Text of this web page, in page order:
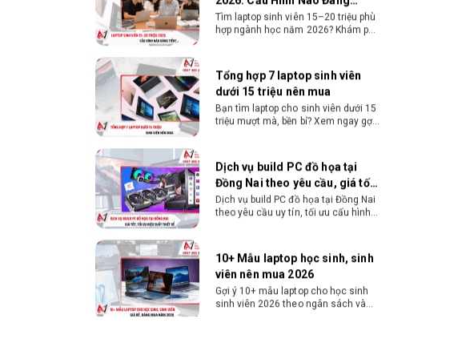
Tiền?
Tìm laptop sinh viên 15–20 triệu phù
hợp ngành học năm 2026? Khám phá
cách chọn cấu hình, RAM, SSD, màn
Tổng hợp 7 laptop sinh viên
dưới 15 triệu nên mua
Bạn tìm laptop cho sinh viên dưới 15
triệu mượt mà, bền bỉ? Xem ngay gợi
ý các thương hiệu laptop bền, cấu
Dịch vụ build PC đồ họa tại
Đồng Nai theo yêu cầu, giá tốt,
uy tín
Dịch vụ build PC đồ họa tại Đồng Nai
theo yêu cầu uy tín, tối ưu cấu hình
xử lý 3D và dựng video mượt mà.
10+ Mẫu laptop học sinh, sinh
viên nên mua 2026
Gợi ý 10+ mẫu laptop cho học sinh
sinh viên 2026 theo ngân sách và
ngành học: tiêu chí chọn, cấu hình